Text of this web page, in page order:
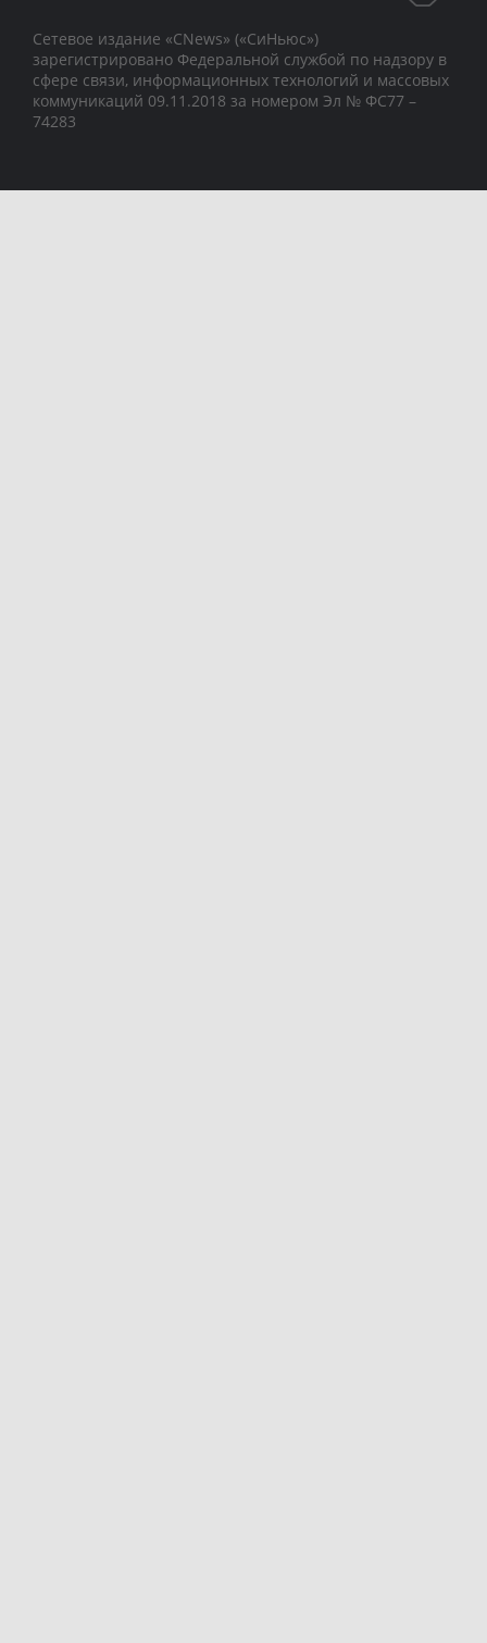
Сетевое издание «CNews» («СиНьюс»)
зарегистрировано Федеральной службой по надзору в
сфере связи, информационных технологий и массовых
коммуникаций 09.11.2018 за номером Эл № ФС77 –
74283